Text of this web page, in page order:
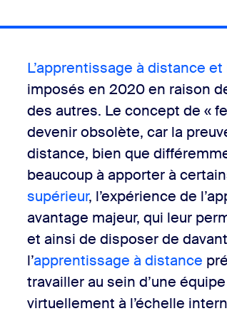
L’apprentissage à distance
imposés en 2020 en raison
des autres. Le concept de «
devenir obsolète, car la
distance, bien que
beaucoup à apporter à
supérieur, l’expérience de
avantage majeur, qui leur
et ainsi de disposer de
l’apprentissage à distance
travailler au sein d’une
virtuellement à l’échelle